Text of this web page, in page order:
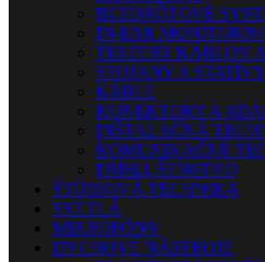
BEZDRÔTOVÉ
IN-EAR
TESTERY KÁBLOV
STOJANY A STATÍVY
KÁBLE
KONEKTORY A
INŠTALAČNÁ
KOMUNIKAČNÉ
PRÍSLUŠENSTVO
ŠTÚDIOVÁ TECHNIKA
SVETLÁ
MIKROFÓNY
DYCHOVÉ NÁSTROJE